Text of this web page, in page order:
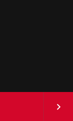
keyboard_arrow_right